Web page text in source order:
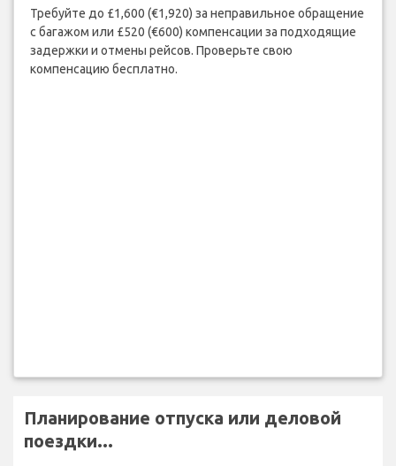
Требуйте до £1,600 (€1,920) за неправильное обращение
с багажом или £520 (€600) компенсации за подходящие
задержки и отмены рейсов. Проверьте свою
компенсацию бесплатно.
Планирование отпуска или деловой
поездки...